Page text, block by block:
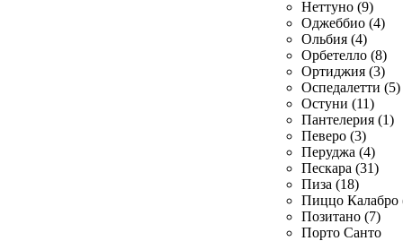
Неттуно (9)
Оджеббио (4)
Ольбия (4)
Орбетелло (8)
Ортиджия (3)
Оспедалетти (5)
Остуни (11)
Пантелерия (1)
Певеро (3)
Перуджа (4)
Пескара (31)
Пиза (18)
Пиццо Калабро
Позитано (7)
Порто Санто